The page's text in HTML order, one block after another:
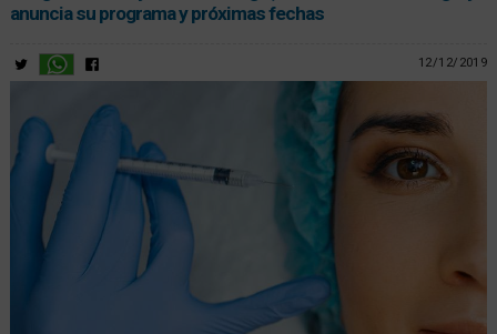
anuncia su programa y próximas fechas
12/12/2019